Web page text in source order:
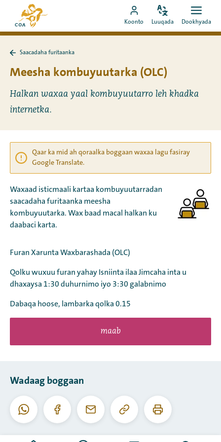
ah
booqo
bogga
hore
MyCOA
Booqo
akoonka
Koonto
Bedel
Luuqada
Fur
Dookhyada
Saacadaha
Saacadaha furitaanka
Meesha kombuyuutarka (OLC)
Halkan waxaa yaal kombuyuutarro leh khadka
internetka.
Qaar ka mid ah qoraalka boggaan waxaa lagu fasiray
Google Translate.
Waxaad isticmaali kartaa kombuyuutarradan
saacadaha furitaanka meesha
kombuyuutarka. Wax baad macal halkan ku
daabaci karta.
Furan Xarunta Waxbarashada (OLC)
Qolku wuxuu furan yahay Isniinta ilaa Jimcaha inta u
dhaxaysa 1:30 duhurnimo iyo 3:30 galabnimo
Dabaqa hoose, lambarka qolka 0.15
maab
Wadaag boggaan
WhatsappFacebookI-
Koobiyee
URL-
Daabac
boggaan